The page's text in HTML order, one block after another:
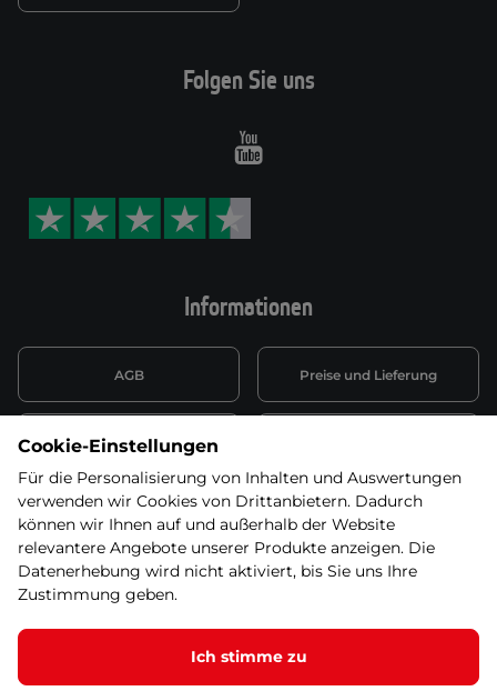
Informationen
AGB Preise und Lieferung
Datenschutzerklärung
Wiederufsbelehrung mit Link
zum Formular
Batterieentsorgung
Informationen zu Elektro-
und Elektonikgeräten
Widerruf erklären
Folgen Sie uns
Youtube
Cookie-Einstellungen
Für die Personalisierung von Inhalten und Auswertungen
verwenden wir Cookies von Drittanbietern. Dadurch
können wir Ihnen auf und außerhalb der Website
relevantere Angebote unserer Produkte anzeigen. Die
Datenerhebung wird nicht aktiviert, bis Sie uns Ihre
Zustimmung geben.
Ich stimme zu